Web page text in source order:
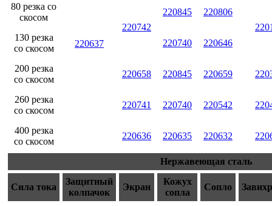
220637
80 резка со
скосом
220742
220845
220806
130 резка
со скосом
220740 220646
200 резка
со скосом
220658 220845 220659
260 резка
со скосом
220741 220740 220542
400 резка
со скосом
220636 220635 220632
Нержавеющая сталь
Сила тока
Защитный
колпачок
Экран
Кожух
сопла
Сопло